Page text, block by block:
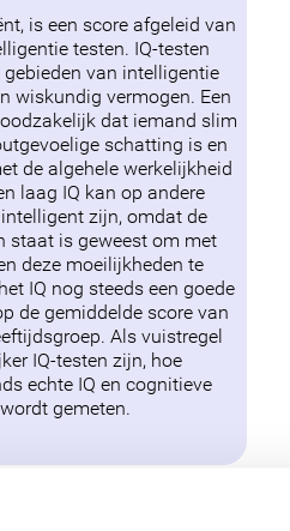
is een score afgeleid van
testen. IQ-testen
van intelligentie
wiskundig vermogen. Een
dat iemand slim
schatting is en
de algehele werkelijkheid
laag IQ kan op andere
zijn, omdat de
staat is geweest om met
deze moeilijkheden te
IQ nog steeds een goede
de gemiddelde score van
Als vuistregel
IQ-testen zijn, hoe
echte IQ en cognitieve
gemeten.